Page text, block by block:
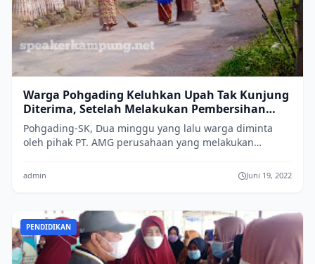
Warga Pohgading Keluhkan Upah Tak Kunjung
Diterima, Setelah Melakukan Pembersihan
Jalan Akibat Aktivitas Penambangan Pasir Besi
oleh PT. AMG
Pohgading-SK, Dua minggu yang lalu warga diminta
oleh pihak PT. AMG perusahaan yang melakukan
admin Juni 19, 2022
PENDIDIKAN